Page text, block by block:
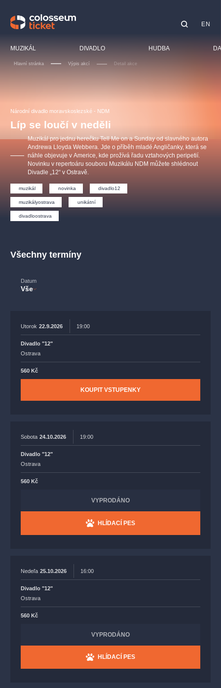
MUZIKÁL DIVADLO HUDBA
EN
Hlavní stránka Výpis akcí Detail akce
Národní divadlo moravskoslezské - NDM
Líp se loučí v neděli
Muzikál pro jednu herečku Tell Me on a Sunday od slavného autora
Andrewa Lloyda Webbera. Jde o příběh mladé Angličanky, která se
náhle objevuje v Americe, kde prožívá řadu vztahových peripetií.
Novinku v repertoáru souboru Muzikálu NDM můžete shlédnout
Divadle „12“ v Ostravě.
muzikál novinka divadlo12
muzikályostrava unikátní
divadloostrava
Všechny termíny
Datum
Vše
Utorok 22.9.2026 19:00
Divadlo "12"
Ostrava
560 Kč
KOUPIT VSTUPENKY
Sobota 24.10.2026 19:00
Divadlo "12"
Ostrava
560 Kč
VYPRODÁNO
HLÍDACÍ PES
Nedeľa 25.10.2026 16:00
Divadlo "12"
Ostrava
560 Kč
VYPRODÁNO
HLÍDACÍ PES
OBYČEJNÁ HOLKA
Agentura 44, s.r.o.
Pink Panther Agency,
Ostatní hledají
muzikálypraha
Nejnavštěvovanější
muzikálypraha
národnídivadlo činohra